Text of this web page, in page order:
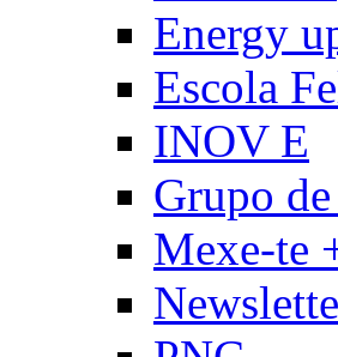
Energy
Escola
INOV E
Grupo
Mexe-te